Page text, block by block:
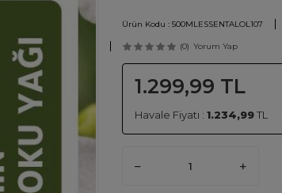
Ürün Kodu : 500MLESSENTALOL107
(0) Yorum Yap
1.299,99 TL
Havale Fiyatı : 1.234,99TL